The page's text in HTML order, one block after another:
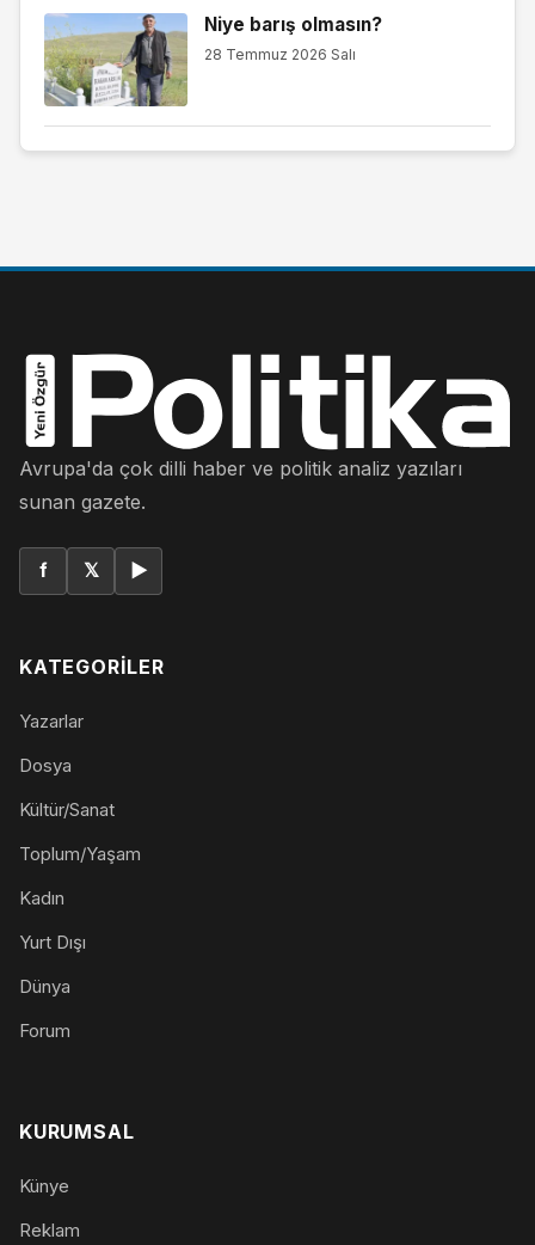
Niye barış olmasın?
28 Temmuz 2026 Salı
Avrupa'da çok dilli haber ve politik analiz yazıları
sunan gazete.
f 𝕏 ▶
KATEGORILER
Yazarlar
Dosya
Kültür/Sanat
Toplum/Yaşam
Kadın
Yurt Dışı
Dünya
Forum
KURUMSAL
Künye
Reklam